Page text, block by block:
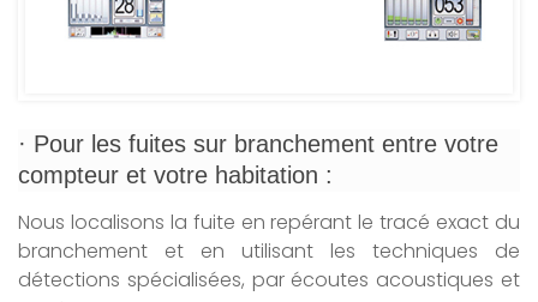
· Pour les fuites sur branchement entre votre
compteur et votre habitation :
Nous localisons la fuite en repérant le tracé exact du
branchement et en utilisant les techniques de
détections spécialisées, par écoutes acoustiques et